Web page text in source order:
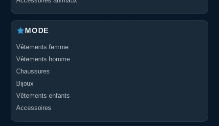
MODE
Vêtements femme
Vêtements homme
Chaussures
Bijoux
Vêtements enfants
Accessoires